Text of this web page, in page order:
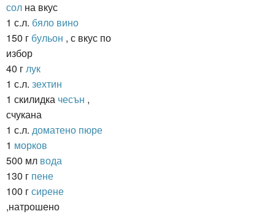
сол на вкус
1 с.л. бяло вино
150 г бульон , с вкус по
избор
40 г лук
1 с.л. зехтин
1 скилидка чесън ,
счукана
1 с.л. доматено пюре
1 морков
500 мл вода
130 г пене
100 гсирене
,натрошено